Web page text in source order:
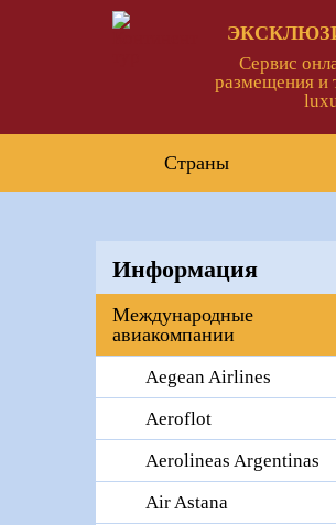
Сервис
размещения и
Страны
Информация
Международные
авиакомпании
Aegean Airlines
Aeroflot
Aerolineas Argentinas
Air Astana